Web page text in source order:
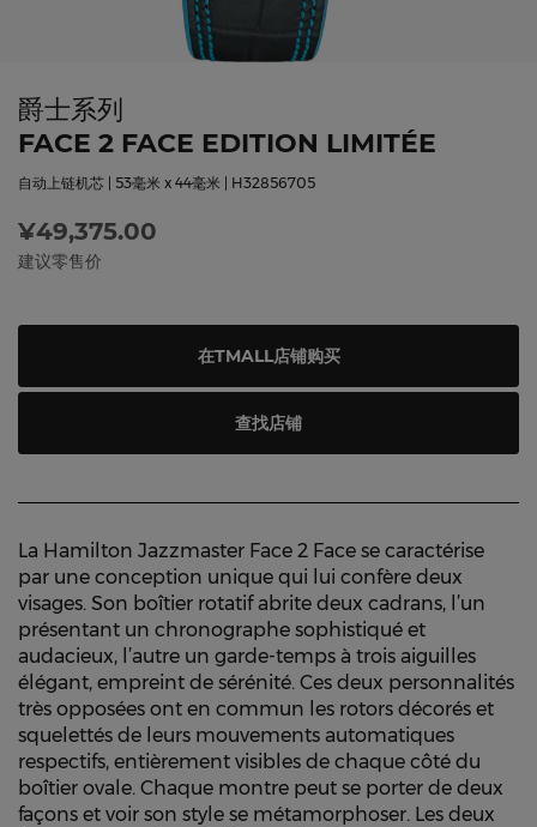
爵士系列
FACE 2 FACE EDITION LIMITÉE
自动上链机芯 | 53毫米 x 44毫米 | H32856705
¥49,375.00
建议零售价
在TMALL店铺购买
查找店铺
La Hamilton Jazzmaster Face 2 Face se caractérise
par une conception unique qui lui confère deux
visages. Son boîtier rotatif abrite deux cadrans, l’un
présentant un chronographe sophistiqué et
audacieux, l’autre un garde-temps à trois aiguilles
élégant, empreint de sérénité. Ces deux personnalités
très opposées ont en commun les rotors décorés et
squelettés de leurs mouvements automatiques
respectifs, entièrement visibles de chaque côté du
boîtier ovale. Chaque montre peut se porter de deux
façons et voir son style se métamorphoser. Les deux